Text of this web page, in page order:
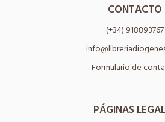
CONTACTO
(+34) 918893767
Formulario de
PÁGINAS